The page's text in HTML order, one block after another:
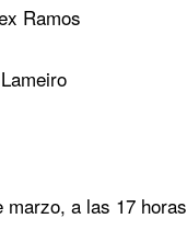
Ramos
marzo, a las 17 horas